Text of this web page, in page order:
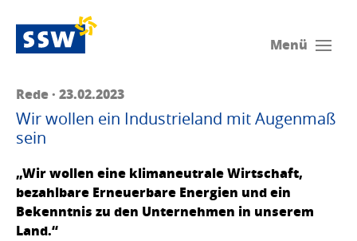
Menü
Rede · 23.02.2023
Wir wollen ein Industrieland mit Augenmaß
sein
„Wir wollen eine klimaneutrale Wirtschaft,
bezahlbare Erneuerbare Energien und ein
Bekenntnis zu den Unternehmen in unserem
Land.“